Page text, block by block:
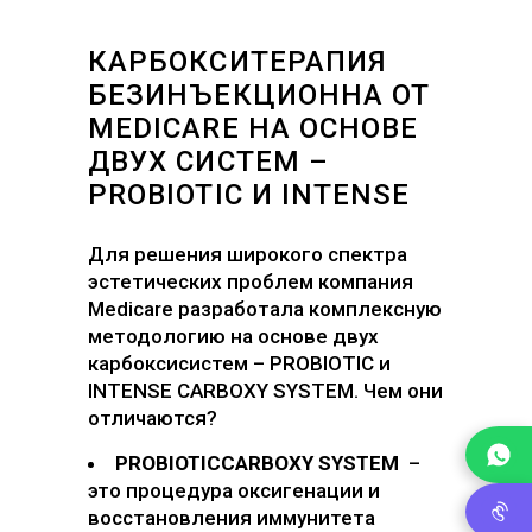
КАРБОКСИТЕРАПИЯ
БЕЗИНЪЕКЦИОННА ОТ
MEDICARE НА ОСНОВЕ
ДВУХ СИСТЕМ –
PROBIOTIC И INTENSE
Для решения широкого спектра
эстетических проблем компания
Medicare разработала комплексную
методологию на основе двух
карбоксисистем – PROBIOTIC и
INTENSE CARBOXY SYSTEM. Чем они
отличаются?
PROBIOTICCARBOXY SYSTEM –
это процедура оксигенации и
восстановления иммунитета